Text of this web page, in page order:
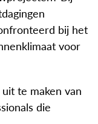
bij het
voor
te maken van
die